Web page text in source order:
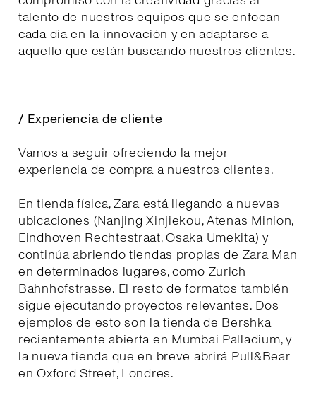
talento de nuestros equipos que se enfocan
cada día en la innovación y en adaptarse a
aquello que están buscando nuestros clientes.
/ Experiencia de cliente
Vamos a seguir ofreciendo la mejor
experiencia de compra a nuestros clientes.
En tienda física, Zara está llegando a nuevas
ubicaciones (Nanjing Xinjiekou, Atenas Minion,
Eindhoven Rechtestraat, Osaka Umekita) y
continúa abriendo tiendas propias de Zara Man
en determinados lugares, como Zurich
Bahnhofstrasse. El resto de formatos también
sigue ejecutando proyectos relevantes. Dos
ejemplos de esto son la tienda de Bershka
recientemente abierta en Mumbai Palladium, y
la nueva tienda que en breve abrirá Pull&Bear
en Oxford Street, Londres.